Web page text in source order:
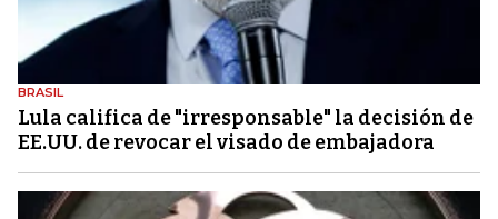
BRASIL
Lula califica de "irresponsable" la decisión de
EE.UU. de revocar el visado de embajadora